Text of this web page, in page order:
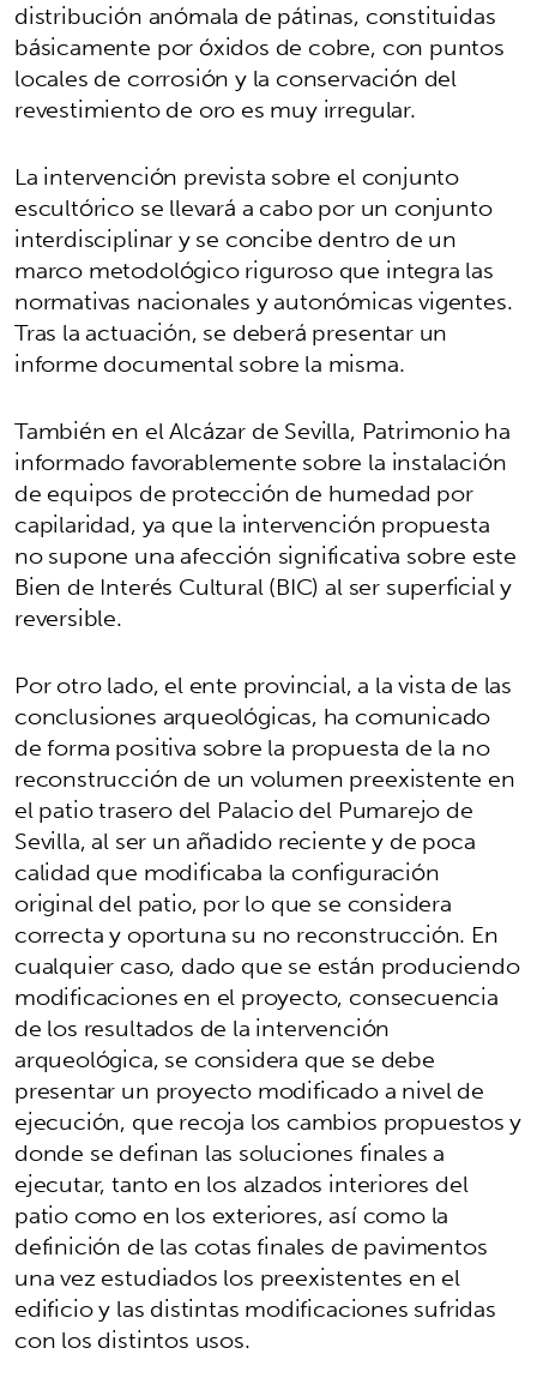
distribución anómala de pátinas, constituidas
básicamente por óxidos de cobre, con puntos
locales de corrosión y la conservación del
revestimiento de oro es muy irregular.
La intervención prevista sobre el conjunto
escultórico se llevará a cabo por un conjunto
interdisciplinar y se concibe dentro de un
marco metodológico riguroso que integra las
normativas nacionales y autonómicas vigentes.
Tras la actuación, se deberá presentar un
informe documental sobre la misma.
También en el Alcázar de Sevilla, Patrimonio ha
informado favorablemente sobre la instalación
de equipos de protección de humedad por
capilaridad, ya que la intervención propuesta
no supone una afección significativa sobre este
Bien de Interés Cultural (BIC) al ser superficial y
reversible.
Por otro lado, el ente provincial, a la vista de las
conclusiones arqueológicas, ha comunicado
de forma positiva sobre la propuesta de la no
reconstrucción de un volumen preexistente en
el patio trasero del Palacio del Pumarejo de
Sevilla, al ser un añadido reciente y de poca
calidad que modificaba la configuración
original del patio, por lo que se considera
correcta y oportuna su no reconstrucción. En
cualquier caso, dado que se están produciendo
modificaciones en el proyecto, consecuencia
de los resultados de la intervención
arqueológica, se considera que se debe
presentar un proyecto modificado a nivel de
ejecución, que recoja los cambios propuestos y
donde se definan las soluciones finales a
ejecutar, tanto en los alzados interiores del
patio como en los exteriores, así como la
definición de las cotas finales de pavimentos
una vez estudiados los preexistentes en el
edificio y las distintas modificaciones sufridas
con los distintos usos.